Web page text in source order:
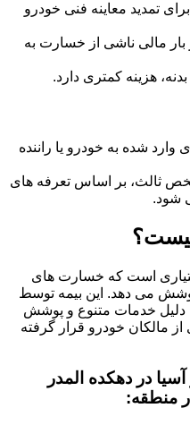
تمدید معاینه فنی خودرو
بار مالی ناشی از خسارت به
هزینه کمتری دارد.
شده به خودرو یا راننده
ثالث، بر اساس تعرفه های
شود.
است که خسارت های
می دهد. این بیمه توسط
دلیل خدمات متنوع و پوشش
مالکان خودرو قرار گرفته
در دهکده المدر
منطقه: